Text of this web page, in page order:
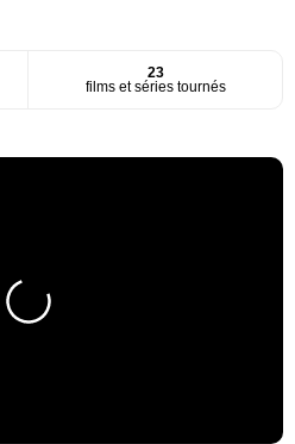
23
films et séries tournés